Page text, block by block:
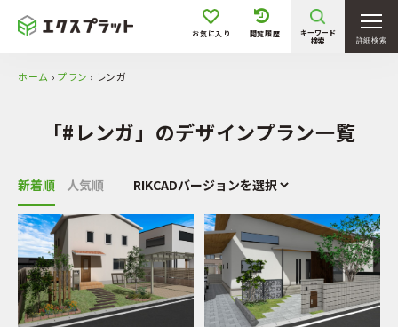
詳細検索
価格
100万円 〜 200万円
200万円 〜 300万円
300万円 〜 400万円
400万円 〜 500万円
敷地形状・条件
坪庭／花壇
狭小地
旗竿地
高低差有
お気に入り 閲覧履歴
キーワード
検索
ホーム › プラン › レンガ
「#レンガ」のデザインプラン一覧
新着順 人気順